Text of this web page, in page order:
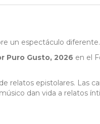
un espectáculo diferente.
Puro Gusto, 2026 en el
relatos epistolares. Las
dan vida a relatos